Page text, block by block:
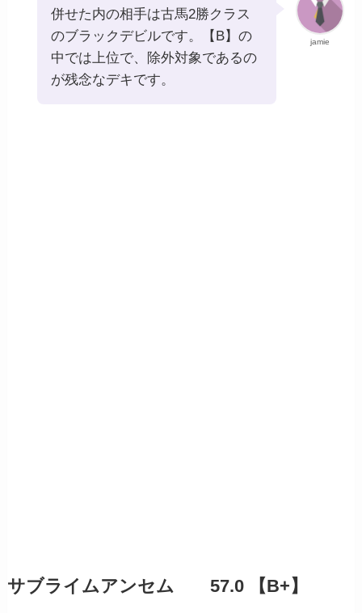
jamie
併せた内の相手は古馬2勝クラス
のブラックデビルです。【B】の
中では上位で、除外対象であるの
が残念なデキです。
サブライムアンセム 57.0 【B+】